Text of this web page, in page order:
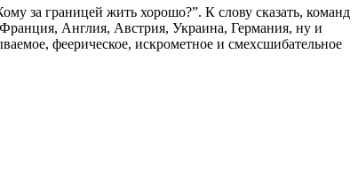
за границей жить хорошо?”. К слову сказать, команд
Англия, Австрия, Украина, Германия, ну и
феерическое, искрометное и смехсшибательное